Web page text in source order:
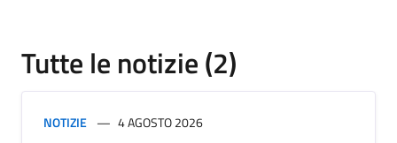
Tutte le notizie (2)
NOTIZIE 4 AGOSTO 2026